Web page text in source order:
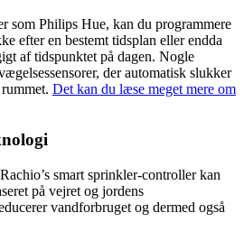
som Philips Hue, kan du programmere
efter en bestemt tidsplan eller endda
af tidspunktet på dagen. Nogle
der automatisk slukker
Det kan du læse meget mere om
smart sprinkler-controller kan
på vejret og jordens
vandforbruget og dermed også